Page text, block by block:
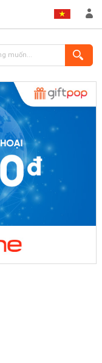
ĐĂNG KÝ